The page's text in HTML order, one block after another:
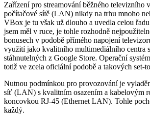
Zařízení pro streamování běžného televizního
počítačové sítě (LAN) nikdy na trhu mnoho
VBox je tu však už dlouho a uvedla celou
jsem měl v ruce, je tohle rozhodně
bonusech v podobě přímého napojení
využití jako kvalitního multimediálního centra
stáhnutelných z Google Store. Operační
totiž ve zcela oficiální podobě a takových set-
Nutnou podmínkou pro provozování je
síť (LAN) s kvalitním osazením a kabelovým
koncovkou RJ-45 (Ethernet LAN). Tohle
každý.